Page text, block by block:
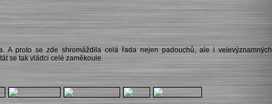
A proto se zde shromáždila celá řada nejen padouchů, ale i velevýznamných
se tak vládci celé zaměkoule.